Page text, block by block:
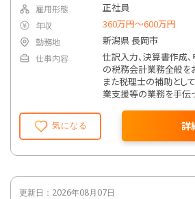
気になる 詳
雇用形態 正社員
年収 360万円〜600万円
勤務地 新潟県 長岡市
仕事内容
仕訳入力、決算書作成
の税務会計業務全般を
また税理士の補助とし
業支援等の業務を手伝
ナーや講演会などのイ
画・運営に携わることも
更新日：2026年08月07日